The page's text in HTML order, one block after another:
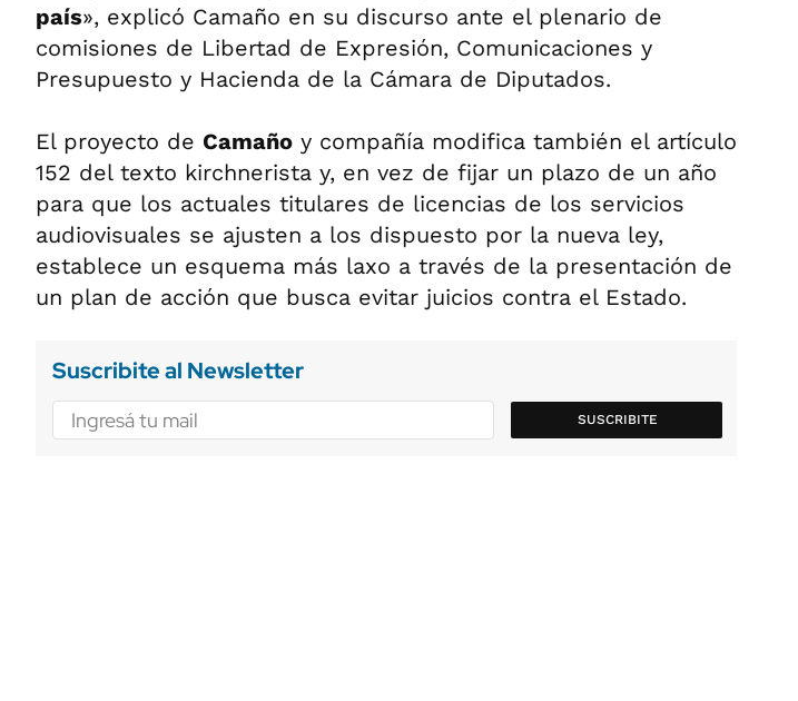
país», explicó Camaño en su discurso ante el plenario de
comisiones de Libertad de Expresión, Comunicaciones y
Presupuesto y Hacienda de la Cámara de Diputados.
El proyecto de Camaño y compañía modifica también el artículo
152 del texto kirchnerista y, en vez de fijar un plazo de un año
para que los actuales titulares de licencias de los servicios
audiovisuales se ajusten a los dispuesto por la nueva ley,
establece un esquema más laxo a través de la presentación de
un plan de acción que busca evitar juicios contra el Estado.
Suscribite al Newsletter
SUSCRIBITE